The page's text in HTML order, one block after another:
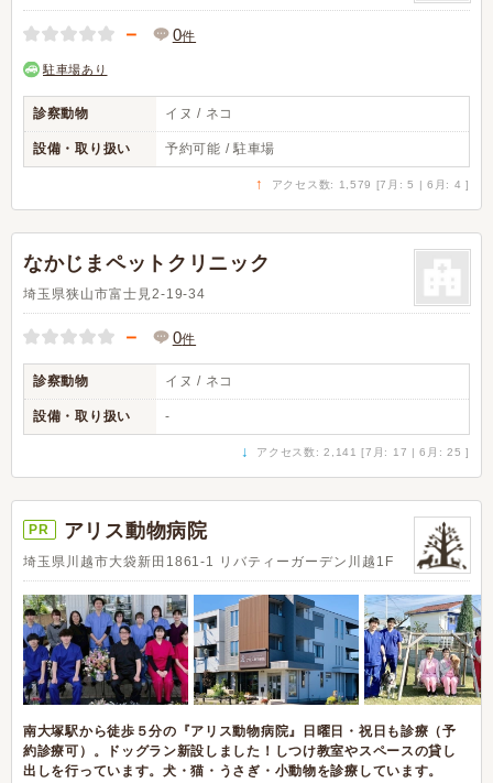
－ 0件
駐車場あり
診察動物 イヌ / ネコ
設備・取り扱い 予約可能 / 駐車場
↑ アクセス数: 1,579 [7月: 5 | 6月: 4 ]
なかじまペットクリニック
埼玉県狭山市富士見2-19-34
－ 0件
診察動物 イヌ / ネコ
設備・取り扱い -
↓ アクセス数: 2,141 [7月: 17 | 6月: 25 ]
PR アリス動物病院
埼玉県川越市大袋新田1861-1 リバティーガーデン川越1F
南大塚駅から徒歩５分の『アリス動物病院』日曜日・祝日も診療（予
約診療可）。ドッグラン新設しました！しつけ教室やスペースの貸し
出しを行っています。犬・猫・うさぎ・小動物を診療しています。